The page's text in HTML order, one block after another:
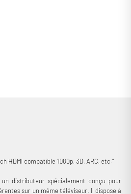
trois entrées HDMI, le distributeur Real
HDMI compatible 1080p, 3D, ARC, etc."
un distributeur spécialement conçu pour
sur un même téléviseur. Il dispose à